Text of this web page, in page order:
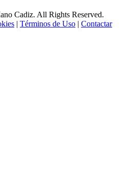
Cadiz. All Rights Reserved.
| Términos de Uso | Contactar